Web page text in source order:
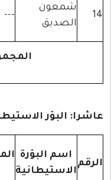
---
المجموع
البؤر الاستيطانية
اسم البؤرة
الأم